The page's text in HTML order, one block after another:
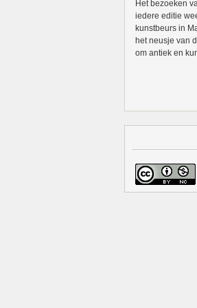
Het bezoeken
iedere editie
kunstbeurs in
het neusje van
om antiek en